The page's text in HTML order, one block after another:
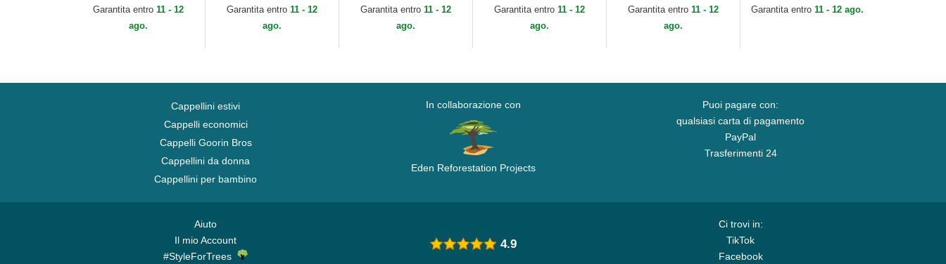
Chicago Bulls NBA di
Garantita entro 11 - 12
ago.
Angeles Lakers NBA di
Garantita entro 11 - 12
ago.
New York Yankees
MLB di New Era
Garantita entro 11 - 12
ago.
York Yankees MLB di
Garantita entro 11 - 12
ago.
Classic dei Chicago
White Sox MLB di New
Garantita entro 11 - 12
ago.
9FORTY League
Garantita entro 11 - 12 ago.
Cappellini estivi
Cappelli economici
Cappelli Goorin Bros
Cappellini da donna
Cappellini per bambino
In collaborazione con
Eden Reforestation Projects
Puoi pagare con:
qualsiasi carta di pagamento
PayPal
Trasferimenti 24
Aiuto
Il mio Account
#StyleForTrees
Ci trovi in:
TikTok
Facebook
4.9